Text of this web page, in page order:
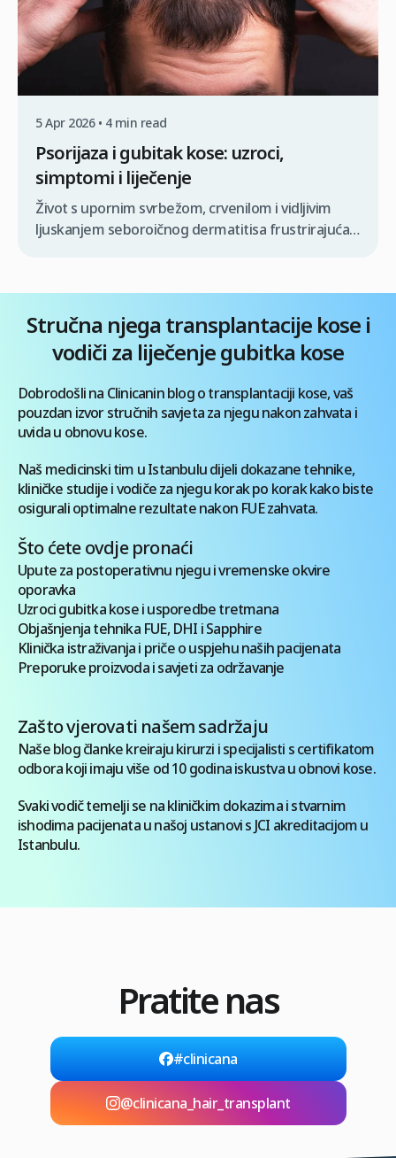
5 Apr 2026 • 4 min read
Psorijaza i gubitak kose: uzroci,
simptomi i liječenje
Život s upornim svrbežom, crvenilom i vidljivim
ljuskanjem seboroičnog dermatitisa frustrirajuća
stanje prvenstveno upalni poremećaj vlasišta,
razumijevanje izravne veze između seboroičnog
dermatitisa i gubitka kose ključno je za
zaustavljanje ciklusa iritacije i zaštitu folikula od
Stručna njega transplantacije kose i
vodiči za liječenje gubitka kose
Dobrodošli na Clinicanin blog o transplantaciji kose, vaš
pouzdan izvor stručnih savjeta za njegu nakon zahvata i
uvida u obnovu kose.
Naš medicinski tim u Istanbulu dijeli dokazane tehnike,
kliničke studije i vodiče za njegu korak po korak kako biste
osigurali optimalne rezultate nakon FUE zahvata.
Što ćete ovdjepronaći
Upute za postoperativnu njegu i vremenske okvire
oporavka
Uzroci gubitka kose i usporedbe tretmana
Objašnjenja tehnika FUE, DHI i Sapphire
Klinička istraživanja i priče o uspjehu naših pacijenata
Preporuke proizvoda i savjeti za održavanje
Zašto vjerovati našem sadržaju
Naše blog članke kreiraju kirurzi i specijalisti s certifikatom
odbora koji imaju više od 10 godina iskustva u obnovi kose.
Svaki vodič temelji se na kliničkim dokazima i stvarnim
ishodima pacijenata u našoj ustanovi s JCI akreditacijom u
Istanbulu.
Pratite nas
#clinicana
@clinicana_hair_transplant